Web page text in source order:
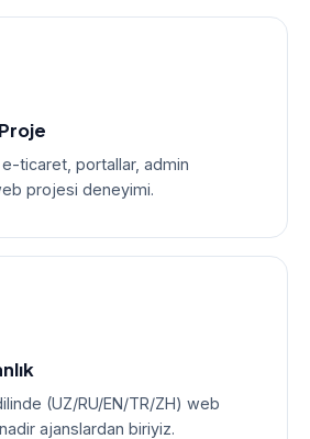
ticaret, portallar, admin
projesi deneyimi.
(UZ/RU/EN/TR/ZH) web
ajanslardan biriyiz.